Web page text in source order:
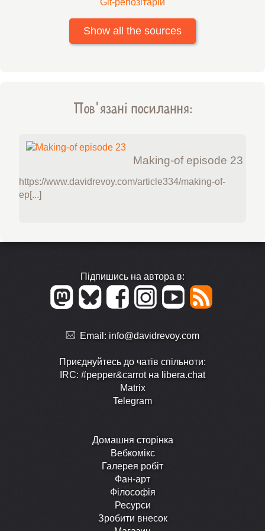
Show all the sources
Пов'язані посилання:
Making-of episode 23
https://www.davidrevoy.com/article334/making-of-
ep[...]
Підпишись на автора в:
Email: info@davidrevoy.com
Приєднуйтесь до чатів спільноти:
IRC: #pepper&carrot на libera.chat
Matrix
Telegram
Домашня сторінка
Вебкомікс
Галерея робіт
Фан-арт
Філософія
Ресурси
Зробити внесок